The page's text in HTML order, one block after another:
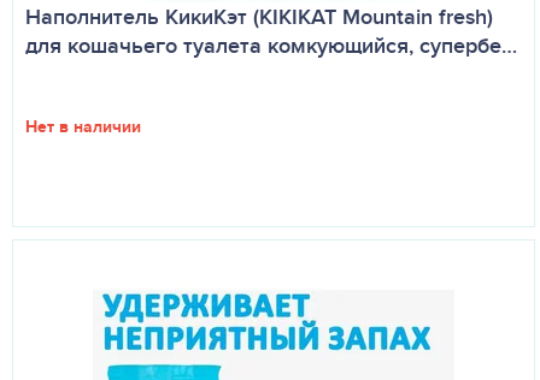
Наполнитель КикиКэт (KIKIKAT Mountain fresh)
для кошачьего туалета комкующийся, супербе…
Нет в наличии